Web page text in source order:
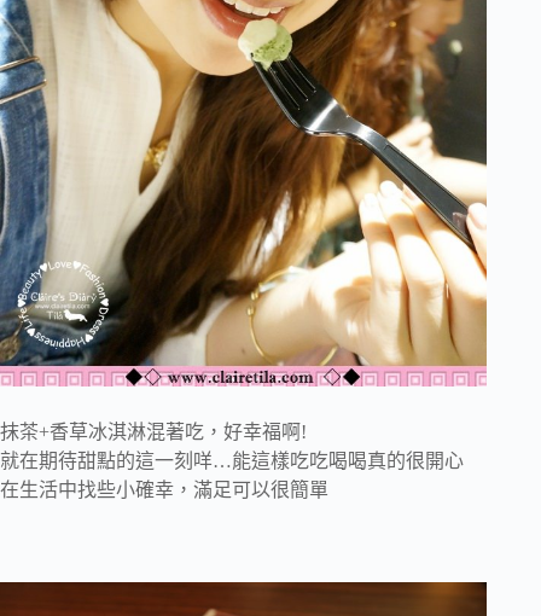
抹茶+香草冰淇淋混著吃，好幸福啊!
就在期待甜點的這一刻咩…能這樣吃吃喝喝真的很開心
在生活中找些小確幸，滿足可以很簡單